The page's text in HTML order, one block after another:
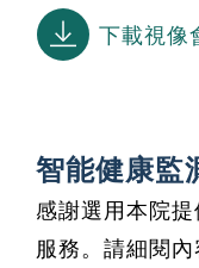
下載視像
智能健康監
感謝選用本院
服務。請細閱內